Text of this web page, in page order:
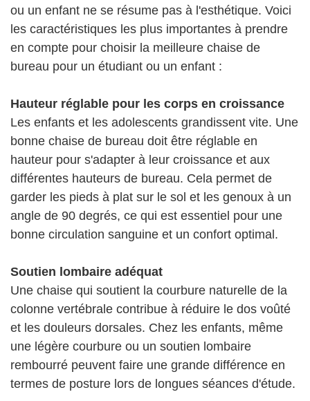
ou un enfant ne se résume pas à l'esthétique. Voici
les caractéristiques les plus importantes à prendre
en compte pour choisir la meilleure chaise de
bureau pour un étudiant ou un enfant :
Hauteur réglable pour les corps en croissance
Les enfants et les adolescents grandissent vite. Une
bonne chaise de bureau doit être réglable en
hauteur pour s'adapter à leur croissance et aux
différentes hauteurs de bureau. Cela permet de
garder les pieds à plat sur le sol et les genoux à un
angle de 90 degrés, ce qui est essentiel pour une
bonne circulation sanguine et un confort optimal.
Soutien lombaire adéquat
Une chaise qui soutient la courbure naturelle de la
colonne vertébrale contribue à réduire le dos voûté
et les douleurs dorsales. Chez les enfants, même
une légère courbure ou un soutien lombaire
rembourré peuvent faire une grande différence en
termes de posture lors de longues séances d'étude.